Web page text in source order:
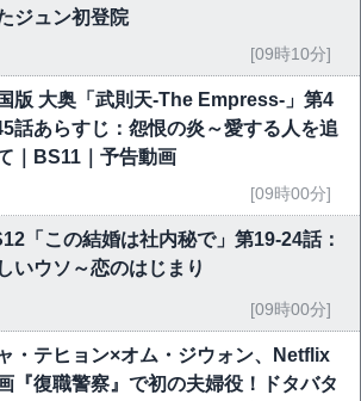
ジュン初登院
[09時10分]
版 大奥「武則天-The Empress-」第4
話あらすじ：怨恨の炎～愛する人を追
｜BS11｜予告動画
[09時00分]
「この結婚は社内秘で」第19-24話：
いウソ～恋のはじまり
[09時00分]
・テヒョン×オム・ジウォン、Netflix
『復職警察』で初の夫婦役！ドタバタ